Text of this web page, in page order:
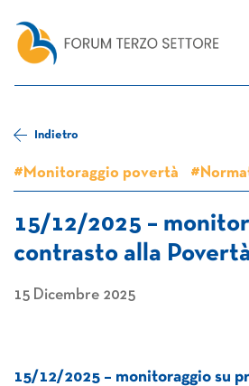
Indietro
#Monitoraggio povertà
15/12/2025 –
contrasto alla
15 Dicembre 2025
15/12/2025 – monitoraggio su